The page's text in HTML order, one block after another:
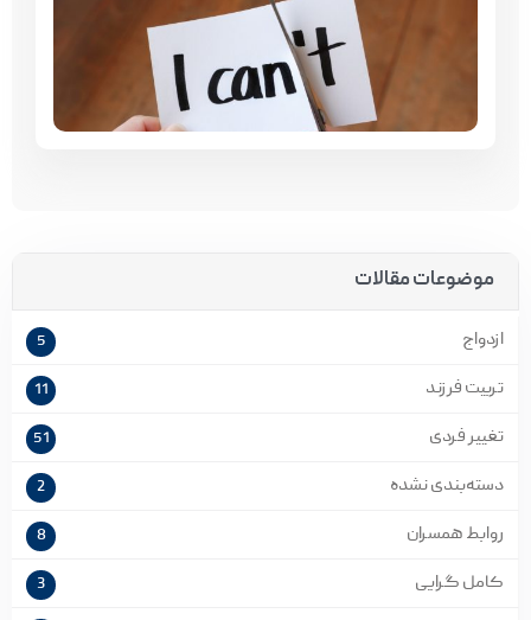
موضوعات مقالات
ازدواج 5
تربیت فرزند 11
تغییر فردی 51
دسته‌بندی نشده 2
روابط همسران 8
کامل گرایی 3